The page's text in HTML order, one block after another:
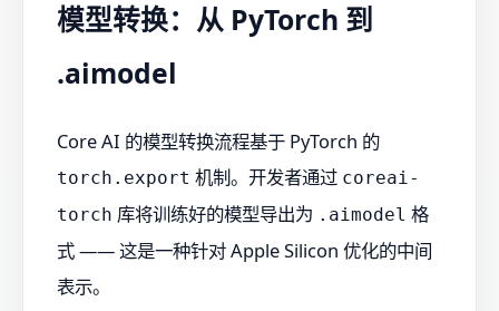
模型转换：从 PyTorch 到
.aimodel
Core AI 的模型转换流程基于 PyTorch 的
torch.export 机制。开发者通过 coreai-
torch 库将训练好的模型导出为 .aimodel 格
式 —— 这是一种针对 Apple Silicon 优化的中间
表示。